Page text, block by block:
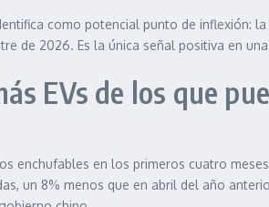
como potencial punto de
de 2026. Es la única señal positiva en
EVs de los que
enchufables en los primeros cuatro
un 8% menos que en abril del año